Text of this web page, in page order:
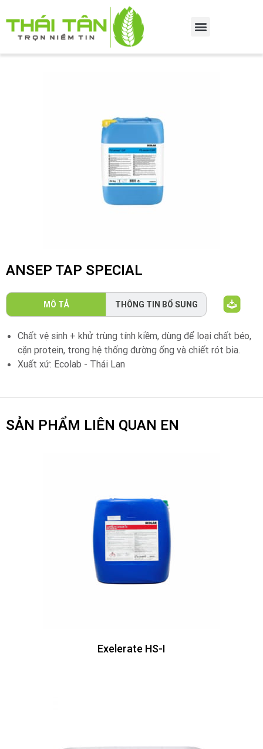
ANSEP TAP SPECIAL
MÔ TẢ THÔNG TIN BỔ SUNG
Chất vệ sinh + khử trùng tính kiềm, dùng để loại chất béo,
cặn protein, trong hệ thống đường ống và chiết rót bia.
Xuất xứ: Ecolab - Thái Lan
SẢN PHẨM LIÊN QUAN EN
Exelerate HS-I